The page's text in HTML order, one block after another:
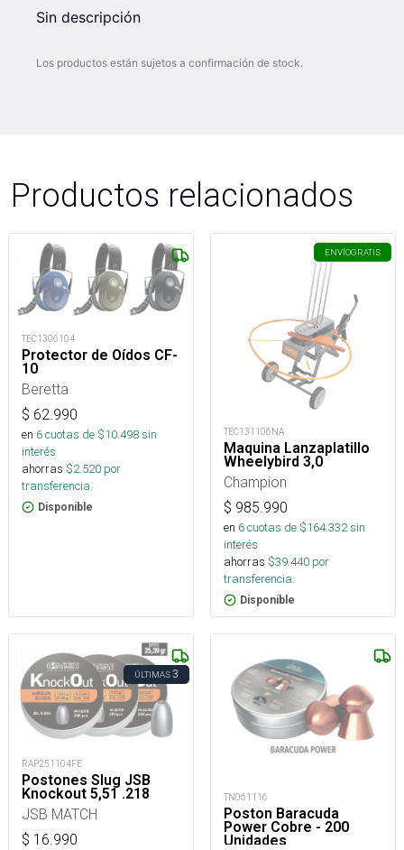
Sin descripción
Los productos están sujetos a confirmación de stock.
Productos relacionados
TEC1306104
Protector de Oídos CF-
10
Beretta
$ 62.990
en 6cuotas de $10.498sin
interés
ahorras $2.520 por
transferencia.
Disponible
ENVÍOGRATIS
TEC131106NA
Maquina Lanzaplatillo
Wheelybird 3,0
Champion
$ 985.990
en 6cuotas de $164.332sin
interés
ahorras $39.440 por
transferencia.
Disponible
ÚLTIMAS3
RAP251104FE
Postones Slug JSB
Knockout 5,51 .218
JSB MATCH
$ 16.990
TN061116
Poston Baracuda
Power Cobre - 200
Unidades